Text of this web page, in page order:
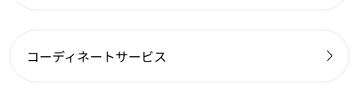
コーディネートサービス